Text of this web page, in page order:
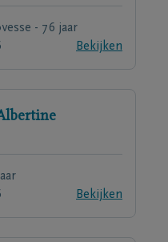
- 76 jaar
Bekijken
Bekijken